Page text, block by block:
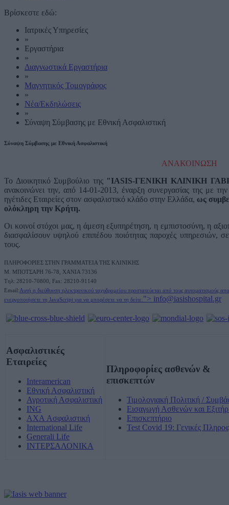
Βρίσκεστε εδώ:
Ιατρικές Υπηρεσίες
»
Εργαστήρια
»
Διαγνωστικά Εργαστήρια
»
Μαγνητικός Τομογράφος
»
Νέα/Εκδηλώσεις
»
Σύναψη Σύμβασης με Εθνική Ασφαλιστική
Σύναψη Σύμβασης με Εθνική Ασφαλιστική
ΑΝΑΚΟΙΝΩΣΗ
Το Διοικητικό Συμβούλιο της "IASIS-ΓΕΝΙΚΗ ΚΛΙΝΙΚΗ
ανακοινώνει την, από 14-01-2013, έναρξη συνεργασίας της με
ηγέτιδες Εταιρείες στον ασφαλιστικό κλάδο στην Ελλάδα, ως
ολόκληρη την Κρήτη.
Οι κοινοί στόχοι μας, η άμεση εξυπηρέτηση, η εμπιστοσύνη, η
διασφαλίσουν υψηλού επιπέδου ποιότητας παροχές υπηρεσιών,
τους.
ΠΛΗΡΟΦΟΡΙΕΣ ΣΤΗΝ ΓΡΑΜΜΑΤΕΙΑ ΤΗΣ ΚΛΙΝΙΚΗΣ
M. ΜΠΟΤΣΑΡΗ 76-78, ΧΑΝΙΑ 73136
Τηλ: 28210-70800, Fax: 28210-91140
Email:Αυτή η διεύθυνση ηλεκτρονικού ταχυδρομείου προστατεύεται από τους αυτοματισμούς
ενεργοποιήσετε τη JavaScript για να μπορέσετε να τη δείτε. "> info@iasishospital.gr
Ασφαλιστικές
Εταιρείες
Interamerican
Εθνική Ασφαλιστική
Αγροτική Ασφαλιστική
ING
AXA Ασφαλιστική
International Life
Generali Life
ΙΝΤΕΡΣΑΛΟΝΙΚΑ
Πληροφορίες ασθενών &
επισκεπτών
Τιμολογιακή Πολιτική /
Εισαγωγή Ασθενών και
Επισκεπτήριο
Test Covid 19: Γενικές